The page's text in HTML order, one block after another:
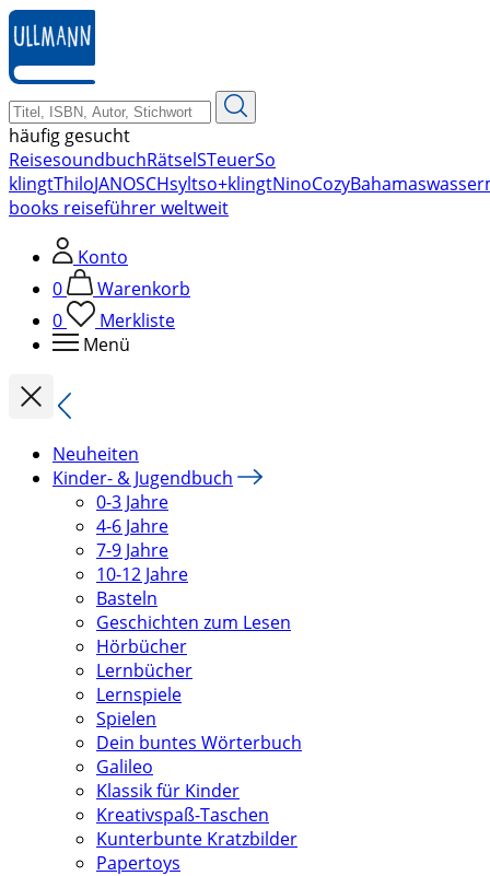
zum
Hauptinhalt
springen
häufig gesucht
ReisesoundbuchRätselSTeuerSo
klingtThiloJANOSCHsyltso+klingtNinoCozyBahamas
books reiseführer weltweit
Konto
0
Warenkorb
0
Merkliste
Menü
Neuheiten
Kinder- & Jugendbuch
0-3 Jahre
4-6 Jahre
7-9 Jahre
10-12 Jahre
Basteln
Geschichten zum Lesen
Hörbücher
Lernbücher
Lernspiele
Spielen
Dein buntes Wörterbuch
Galileo
Klassik für Kinder
Kreativspaß-Taschen
Kunterbunte Kratzbilder
Papertoys